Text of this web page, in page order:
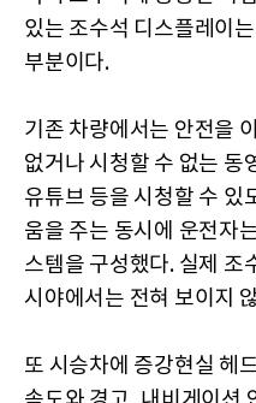
있는 조수석 디스플레이
부분이다.
기존 차량에서는 안전을
없거나 시청할 수 없는 동
유튜브 등을 시청할 수 있
움을 주는 동시에 운전자
스템을 구성했다. 실제 조
시야에서는 전혀 보이지
또 시승차에 증강현실 헤